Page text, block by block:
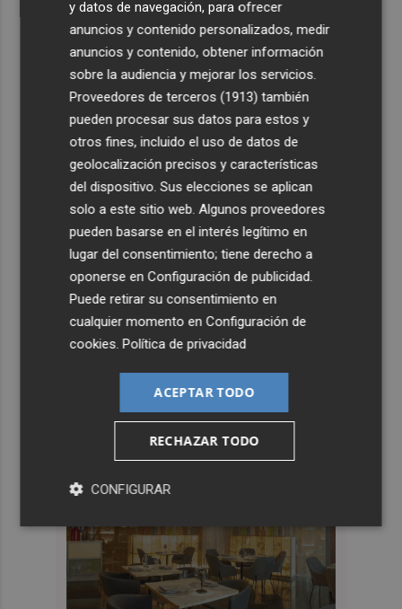
y datos de navegación, para ofrecer
anuncios y contenido personalizados, medir
anuncios y contenido, obtener información
sobre la audiencia y mejorar los servicios.
Proveedores de terceros (1913) también
pueden procesar sus datos para estos y
otros fines, incluido el uso de datos de
geolocalización precisos y características
del dispositivo. Sus elecciones se aplican
solo a este sitio web. Algunos proveedores
pueden basarse en el interés legítimo en
lugar del consentimiento; tiene derecho a
oponerse enConfiguración de publicidad
Puede retirar su consentimiento en
cualquier momento enConfiguración de
cookies .Política de privacidad
ACEPTAR TODO
RECHAZAR TODO
CONFIGURAR